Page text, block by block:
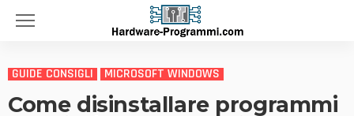
GUIDE CONSIGLI MICROSOFT WINDOWS
Come disinstallare programmi